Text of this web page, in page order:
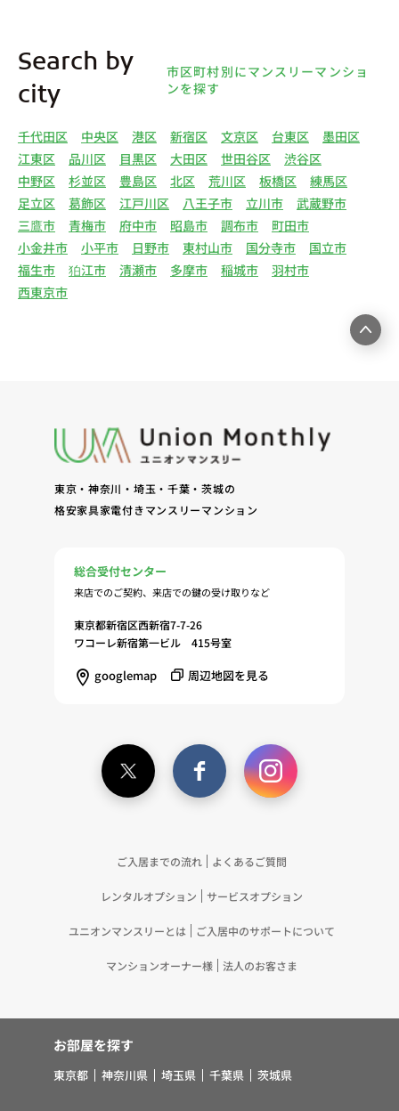
下記（1）～（13）における利用目的のために利用
し、また、利用目的を達成するために必要な範囲で
リー物件の紹介、利用契約に関する連絡、利用契約
の締結、履行。（2）弊社の他のマンスリー物件お
よびサービスの紹介ならびにお客様・オーナー様に
とって有用と思われる弊社提携先の商品・サービス
等を紹介するためのダイレクトメール、住環境向上
のためのアンケート等の発送（3）賃貸事業におけ
る情報・サービスを提供するための郵便物、電話、
電子メールまたは訪問等による営業活動（4）不動
産物件の紹介・賃貸借契約・サブリース契約等の締
客様およびオーナー様の管理（8）サービスの保
守、管理（9）サービスの改善のためおよびサービ
への同意に基づき、当ウェブサイトの利用履歴に関
する情報等の個人情報について、調査・分析会社、
事業者（以下「提携事業者等」といいます。）が既
に保有する個人情報と当社から取得する個人情報を
突合して、お客様の当ウェブサイトの利用履歴等の
調査・分析、広告の効果測定およびその結果を利用
を配信する等のマーケティング活動を行うため
ている個人情報を突合して「4.利用目的について」
記載の目的で利用するため（12）本ポリシーへの同
意に基づき、提携事業者等が取得した個人関連情報
るため（13）上記(1)～(12)に付随するアフターサ
よびご連絡等の実施
5.お客様・オーナー様の個人情報の第三者への提
供 （1）弊社は、次に掲げる場合を除き、弊社が
取り扱う個人情報を、あらかじめお客様およびオー
客様の同意を得ることが困難であるとき ③公衆衛
生の向上または児童の健全な育成の推進のために特
Search by
city
市区町村別にマンスリーマンショ
ンを探す
千代田区 中央区 港区 新宿区 文京区 台東区
墨田区
江東区
品川区 目黒区 大田区 世田谷区
渋谷区
中野区
杉並区 豊島区 北区 荒川区 板橋区
練馬区
足立区
葛飾区 江戸川区 八王子市 立川市
武蔵野市
三鷹市
青梅市 府中市 昭島市 調布市
町田市
小金井市
小平市 日野市 東村山市 国分寺市
国立市
福生市
狛江市 清瀬市 多摩市 稲城市
羽村市
西東京市
東京・神奈川・埼玉・千葉・茨城の
格安家具家電付きマンスリーマンション
総合受付センター
来店でのご契約、来店での鍵の受け取りなど
東京都新宿区西新宿7-7-26
ワコーレ新宿第一ビル 415号室
googlemap 周辺地図を見る
ご入居までの流れ よくあるご質問
レンタルオプション サービスオプション
ユニオンマンスリーとは ご入居中のサポートについて
マンションオーナー様 法人のお客さま
お部屋を探す
東京都 神奈川県 埼玉県 千葉県 茨城県